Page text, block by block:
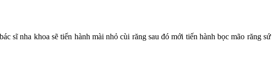
sĩ nha khoa sẽ tiến hành mài nhỏ cùi răng sau đó mới tiến hành bọc mão răng sứ